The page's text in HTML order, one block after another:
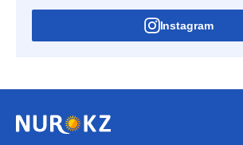
Instagram